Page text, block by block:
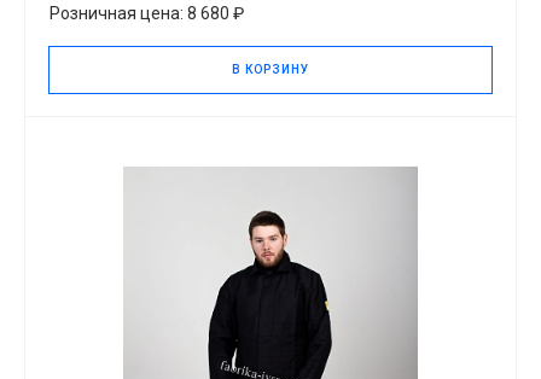
Розничная цена: 8 680 ₽
В КОРЗИНУ